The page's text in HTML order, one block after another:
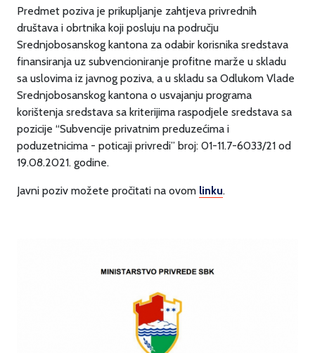
Predmet poziva je prikupljanje zahtjeva privrednih
društava i obrtnika koji posluju na području
Srednjobosanskog kantona za odabir korisnika sredstava
finansiranja uz subvencioniranje profitne marže u skladu
sa uslovima iz javnog poziva, a u skladu sa Odlukom Vlade
Srednjobosanskog kantona o usvajanju programa
korištenja sredstava sa kriterijima raspodjele sredstava sa
pozicije “Subvencije privatnim preduzećima i
poduzetnicima - poticaji privredi” broj: 01-11.7-6033/21 od
19.08.2021. godine.
Javni poziv možete pročitati na ovom linku.